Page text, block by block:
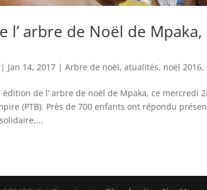
l’ arbre de Noël de Mpaka,
| Jan 14, 2017 |Arbre de noël,atualités, noël 2016,
édition de l’ arbre de noël de Mpaka, ce mercredi
(PTB). Près de 700 enfants ont répondu